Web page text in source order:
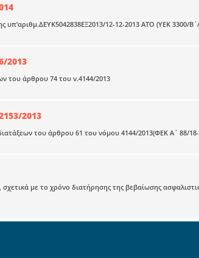
υπ’αριθμ.ΔΕΥΚ5042838ΕΞ2013/12-12-2013 ΑΤΟ (ΥΕΚ 3300/
2013
του άρθρου 74 του ν.4144/2013
2013
του άρθρου 61 του νόμου 4144/2013(ΦΕΚ Α΄ 88/18-
σχετικά με το χρόνο διατήρησης της βεβαίωσης